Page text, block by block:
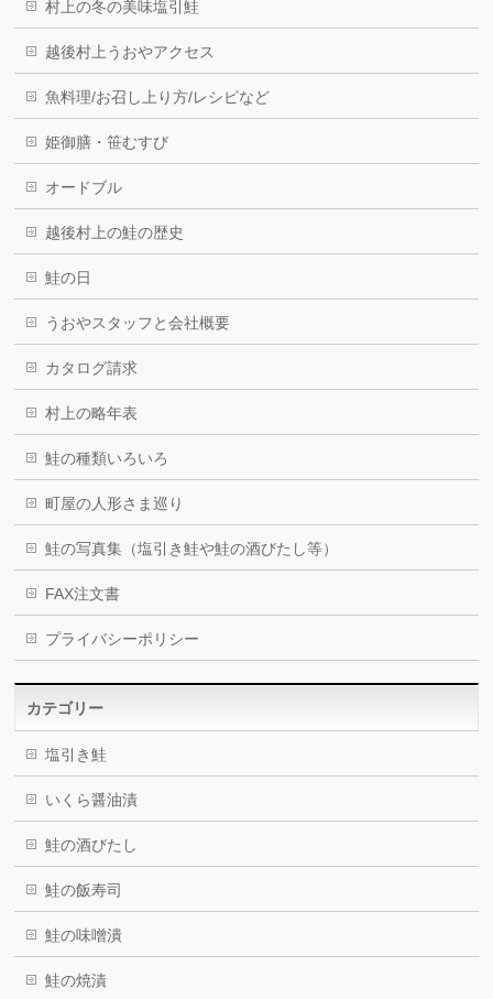
村上の冬の美味塩引鮭
越後村上うおやアクセス
魚料理/お召し上り方/レシピなど
姫御膳・笹むすび
オードブル
越後村上の鮭の歴史
鮭の日
うおやスタッフと会社概要
カタログ請求
村上の略年表
鮭の種類いろいろ
町屋の人形さま巡り
鮭の写真集（塩引き鮭や鮭の酒びたし等）
FAX注文書
プライバシーポリシー
カテゴリー
塩引き鮭
いくら醤油漬
鮭の酒びたし
鮭の飯寿司
鮭の味噌潰
鮭の焼漬